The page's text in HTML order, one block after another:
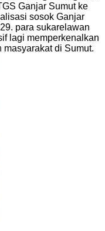
Ganjar Sumut ke
sosok Ganjar
para sukarelawan
lagi memperkenalkan
di Sumut.